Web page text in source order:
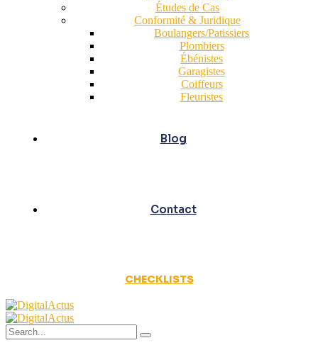
Études de Cas
Conformité & Juridique
Boulangers/Patissiers
Plombiers
Ébénistes
Garagistes
Coiffeurs
Fleuristes
Blog
Contact
CHECKLISTS